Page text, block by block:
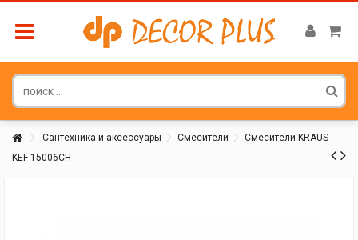
Сантехника и аксессуары Смесители
Смесители KRAUS
KEF-15006CH